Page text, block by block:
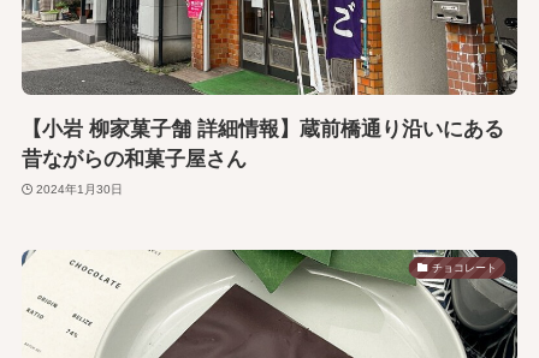
【小岩 柳家菓子舗 詳細情報】蔵前橋通り沿いにある
昔ながらの和菓子屋さん
2024年1月30日
チョコレート